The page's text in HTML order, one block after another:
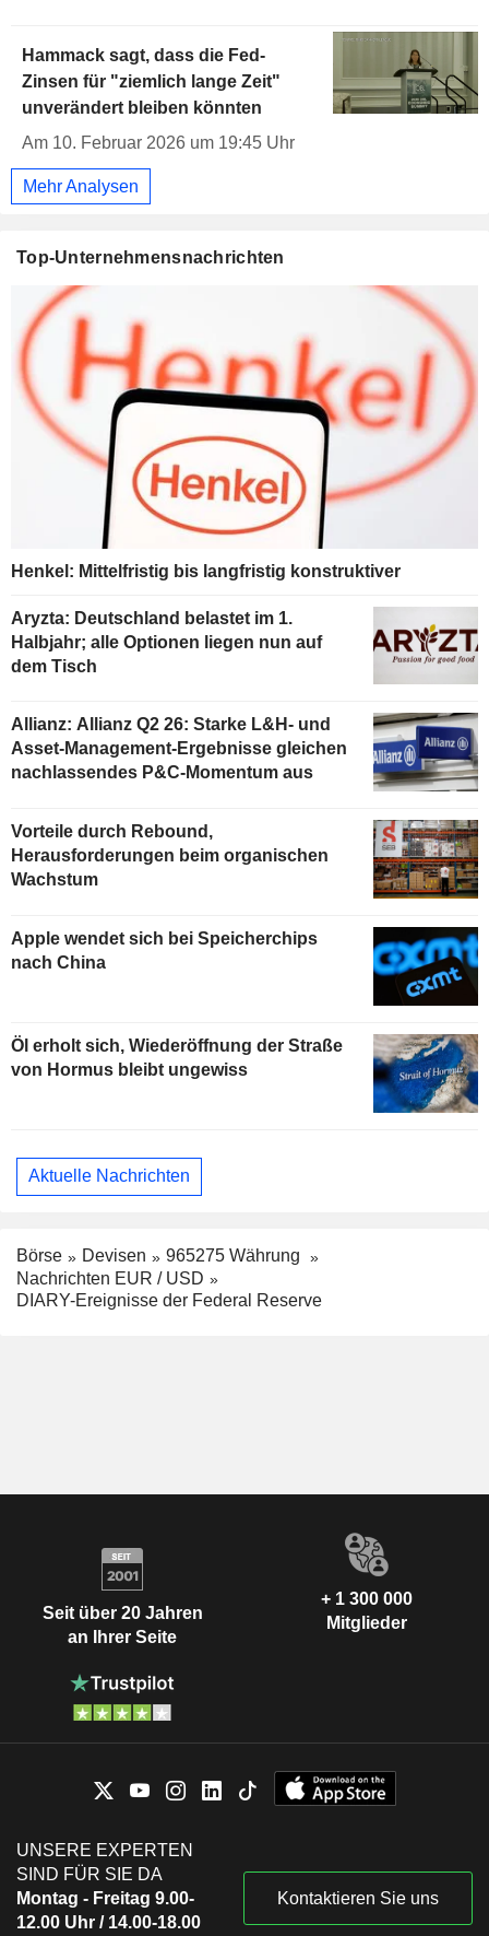
Hammack sagt, dass die Fed-
Zinsen für "ziemlich lange Zeit"
unverändert bleiben könnten
Am 10. Februar 2026 um 19:45 Uhr
Mehr Analysen
Top-Unternehmensnachrichten
Henkel: Mittelfristig bis langfristig konstruktiver
Aryzta: Deutschland belastet im 1.
Halbjahr; alle Optionen liegen nun auf
dem Tisch
Allianz: Allianz Q2 26: Starke L&H- und
Asset-Management-Ergebnisse gleichen
nachlassendes P&C-Momentum aus
Vorteile durch Rebound,
Herausforderungen beim organischen
Wachstum
Apple wendet sich bei Speicherchips
nach China
Öl erholt sich, Wiederöffnung der Straße
von Hormus bleibt ungewiss
Aktuelle Nachrichten
Börse Devisen
965275 Währung
Nachrichten EUR / USD
DIARY-Ereignisse der Federal Reserve
Seit über 20 Jahren
an Ihrer Seite
+ 1 300 000
Mitglieder
UNSERE EXPERTEN
SIND FÜR SIE DA
Montag - Freitag 9.00-
12.00 Uhr / 14.00-18.00
Kontaktieren Sie uns